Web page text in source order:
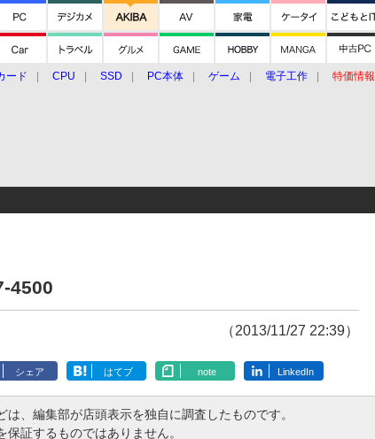
ード CPU SSD PC本体 ゲーム 電子工作 特価情報
4500
（2013/11/27 22:39）
シェア はてブ note LinkedIn
は、編集部が店頭表示を独自に調査したものです。
証するものではありません。